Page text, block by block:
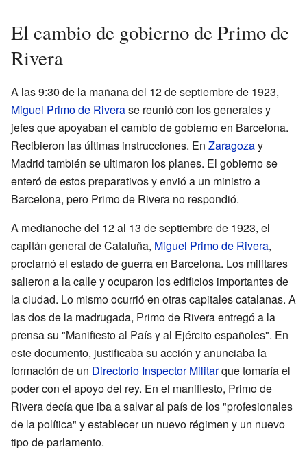
El cambio de gobierno de Primo de
Rivera
A las 9:30 de la mañana del 12 de septiembre de 1923,
Miguel Primo de Riverase reunió con los generales y
jefes que apoyaban el cambio de gobierno en Barcelona.
Recibieron las últimas instrucciones. En Zaragozay
Madrid también se ultimaron los planes. El gobierno se
enteró de estos preparativos y envió a un ministro a
Barcelona, pero Primo de Rivera no respondió.
A medianoche del 12 al 13 de septiembre de 1923, el
capitán general de Cataluña, Miguel Primo de Rivera,
proclamó el estado de guerra en Barcelona. Los militares
salieron a la calle y ocuparon los edificios importantes de
la ciudad. Lo mismo ocurrió en otras capitales catalanas. A
las dos de la madrugada, Primo de Rivera entregó a la
prensa su "Manifiesto al País y al Ejército españoles". En
este documento, justificaba su acción y anunciaba la
formación de un Directorio Inspector Militarque tomaría el
poder con el apoyo del rey. En el manifiesto, Primo de
Rivera decía que iba a salvar al país de los "profesionales
de la política" y establecer un nuevo régimen y un nuevo
tipo de parlamento.